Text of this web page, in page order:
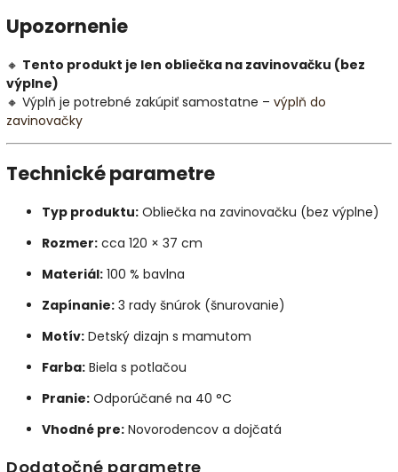
Upozornenie
🔸 Tento produkt je len obliečka na zavinovačku (bez
výplne)
🔸 Výplň je potrebné zakúpiť samostatne – výplň do
zavinovačky
Technické parametre
Typ produktu: Obliečka na zavinovačku (bez výplne)
Rozmer: cca 120 × 37 cm
Materiál: 100 % bavlna
Zapínanie: 3 rady šnúrok (šnurovanie)
Motív: Detský dizajn s mamutom
Farba: Biela s potlačou
Pranie: Odporúčané na 40 °C
Vhodné pre: Novorodencov a dojčatá
Dodatočné parametre